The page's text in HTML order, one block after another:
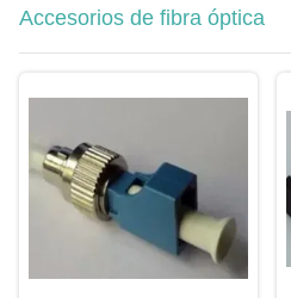
Accesorios de fibra óptica